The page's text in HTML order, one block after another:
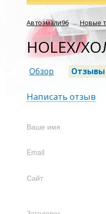
Автоэмали96 →Новые
HOLEX/
Обзор Отзывы
Написать отзыв
Ваше имя
Email
Сайт